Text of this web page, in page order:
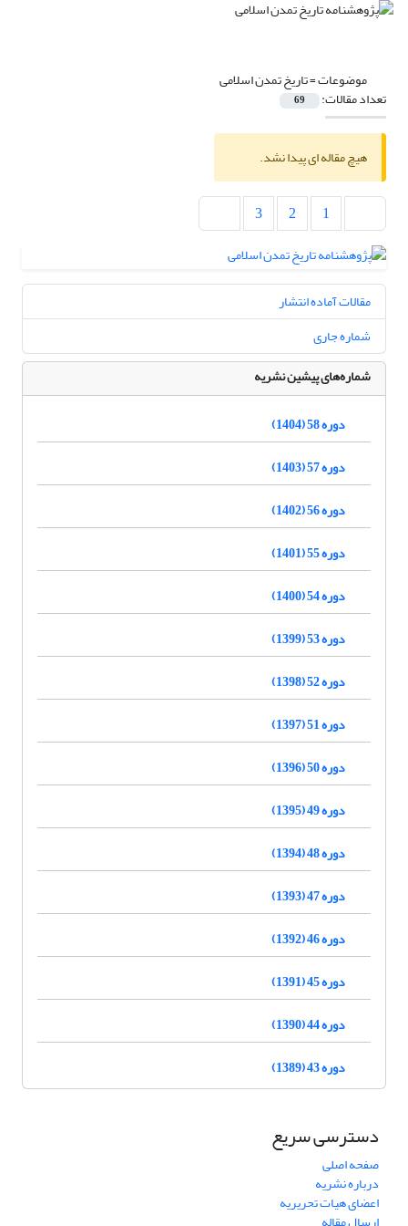
موضوعات =تاریخ تمدن اسلامی
تعداد مقالات: 69
هیچ مقاله ای پیدا نشد.
1
2
3
مقالات آماده انتشار
شماره جاری
شماره‌های پیشین نشریه
دوره 58 (1404)
دوره 57 (1403)
دوره 56 (1402)
دوره 55 (1401)
دوره 54 (1400)
دوره 53 (1399)
دوره 52 (1398)
دوره 51 (1397)
دوره 50 (1396)
دوره 49 (1395)
دوره 48 (1394)
دوره 47 (1393)
دوره 46 (1392)
دوره 45 (1391)
دوره 44 (1390)
دوره 43 (1389)
دسترسی سریع
صفحه اصلی
درباره نشریه
اعضای هیات تحریریه